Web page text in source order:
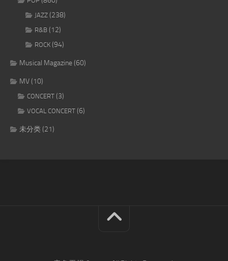
JAZZ (238)
R&B (12)
ROCK (94)
Musical Magazine(60)
MV(10)
CONCERT (3)
VOCAL CONCERT (6)
未分类(21)